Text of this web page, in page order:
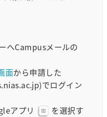
へCampusメールの
面から申請した
でログイン
アプリ
を選択す